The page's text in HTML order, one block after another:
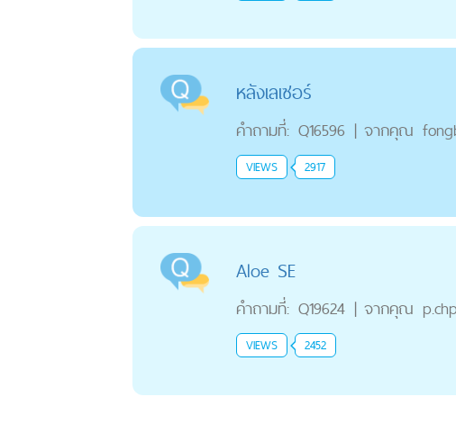
หลังเลเซอร์
คำถามที่: Q16596 | จากคุณ
VIEWS 2917
Aloe SE
คำถามที่: Q19624 | จากคุณ
VIEWS 2452